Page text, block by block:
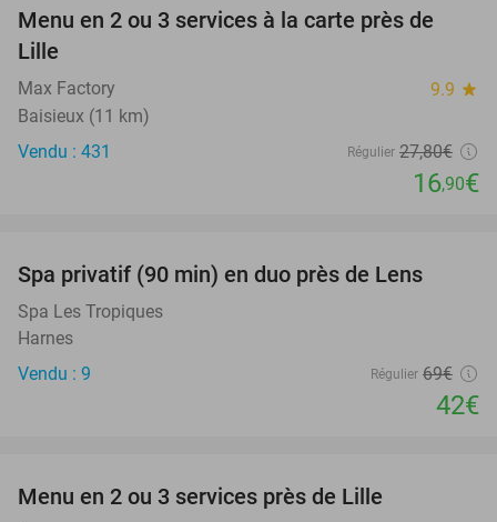
39%
Menu en 2 ou 3 services à la carte près de
Lille
Max Factory 9.9 star
Baisieux (11 km)
Vendu : 431
Régulier 27,80€
16,90€
Spa privatif (90 min) en duo près de Lens
Spa Les Tropiques
Harnes
Vendu : 9
Régulier 69€
42€
Menu en 2 ou 3 services près de Lille